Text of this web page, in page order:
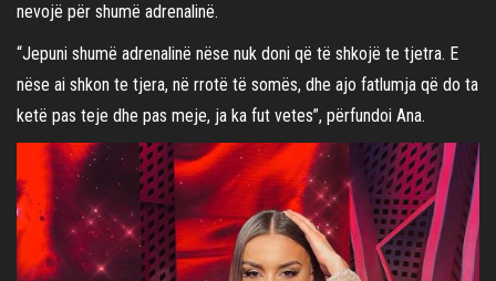
nevojë për shumë adrenalinë.
“Jepuni shumë adrenalinë nëse nuk doni që të shkojë te tjetra. E
nëse ai shkon te tjera, në rrotë të somës, dhe ajo fatlumja që do ta
ketë pas teje dhe pas meje, ja ka fut vetes”, përfundoi Ana.